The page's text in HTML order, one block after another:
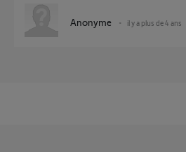
Anonyme il y a plus de 4 ans